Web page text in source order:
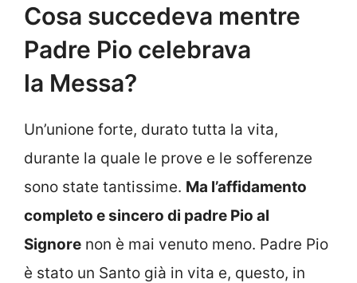
Cosa succedeva mentre
Padre Pio celebrava
la Messa?
Un’unione forte, durato tutta la vita,
durante la quale le prove e le sofferenze
sono state tantissime. Ma l’affidamento
completo e sincero di padre Pio al
Signore non è mai venuto meno. Padre Pio
è stato un Santo già in vita e, questo, in